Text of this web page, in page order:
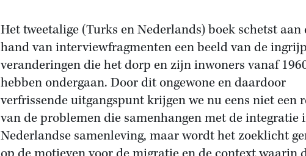
Het tweetalige (Turks en Nederlands) boek schetst aan
hand van interviewfragmenten een beeld van de
veranderingen die het dorp en zijn inwoners vanaf
hebben ondergaan. Door dit ongewone en daardoor
verfrissende uitgangspunt krijgen we nu eens niet een
van de problemen die samenhangen met de integratie
Nederlandse samenleving, maar wordt het zoeklicht